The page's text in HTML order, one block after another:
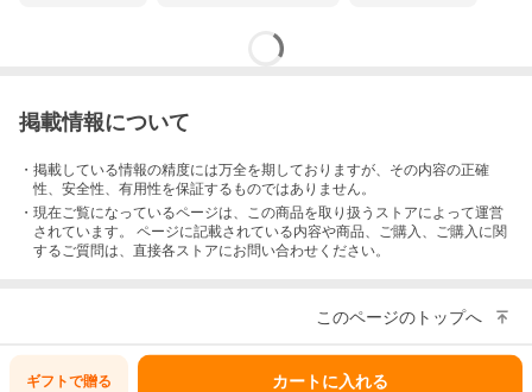
掲載情報について
・掲載している情報の精度には万全を期しておりますが、その内容の正確
性、安全性、有用性を保証するものではありません。
・現在ご覧になっているページは、この商品を取り扱うストアによって運営
されています。 ページに記載されている内容や商品、ご購入 、ご購入に関
するご質問は、直接各ストアにお問い合わせください。
このページのトップへ
ギフトで贈る カートに入れる